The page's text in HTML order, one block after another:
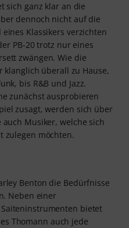
sich ganz klar an die
dennoch nicht auf die
Klassikers verzichten
PB-20 trotz nur eines
zwängen. Wie die
klanglich überall zu Hause,
bis R&B und Jazz.
zunächst ausprobieren
zusagt, werden sich über
Musiker, welche sich
zulegen möchten.
Benton die Bedürfnisse
Neben einer
bietet
Thomann auch jede